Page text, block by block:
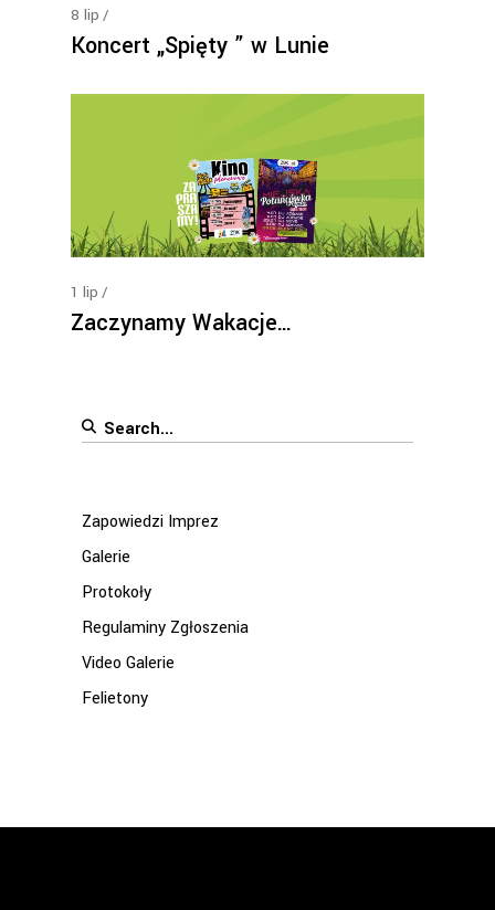
8 lip
Koncert „Spięty ” w Lunie
1 lip
Zaczynamy Wakacje…
Search
Zapowiedzi Imprez
Galerie
Protokoły
Regulaminy Zgłoszenia
Video Galerie
Felietony